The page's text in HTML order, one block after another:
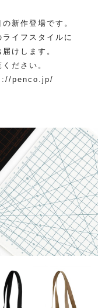
新作登場です。
イフスタイルに
けします。
ださい。
penco.jp/